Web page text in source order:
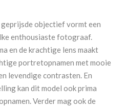
objectief vormt een
enthousiaste fotograaf.
en de krachtige lens maakt
portretopnamen met mooie
levendige contrasten. En
kan dit model ook prima
Verder mag ook de